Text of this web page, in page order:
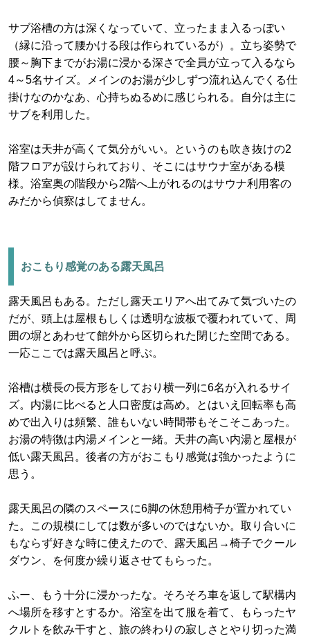
サブ浴槽の方は深くなっていて、立ったまま入るっぽい
（縁に沿って腰かける段は作られているが）。立ち姿勢で
腰～胸下までがお湯に浸かる深さで全員が立って入るなら
4～5名サイズ。メインのお湯が少しずつ流れ込んでくる仕
掛けなのかなあ、心持ちぬるめに感じられる。自分は主に
サブを利用した。
浴室は天井が高くて気分がいい。というのも吹き抜けの2
階フロアが設けられており、そこにはサウナ室がある模
様。浴室奥の階段から2階へ上がれるのはサウナ利用客の
みだから偵察はしてません。
おこもり感覚のある露天風呂
露天風呂もある。ただし露天エリアへ出てみて気づいたの
だが、頭上は屋根もしくは透明な波板で覆われていて、周
囲の塀とあわせて館外から区切られた閉じた空間である。
一応ここでは露天風呂と呼ぶ。
浴槽は横長の長方形をしており横一列に6名が入れるサイ
ズ。内湯に比べると人口密度は高め。とはいえ回転率も高
めで出入りは頻繁、誰もいない時間帯もそこそこあった。
お湯の特徴は内湯メインと一緒。天井の高い内湯と屋根が
低い露天風呂。後者の方がおこもり感覚は強かったように
思う。
露天風呂の隣のスペースに6脚の休憩用椅子が置かれてい
た。この規模にしては数が多いのではないか。取り合いに
もならず好きな時に使えたので、露天風呂→椅子でクール
ダウン、を何度か繰り返させてもらった。
ふー、もう十分に浸かったな。そろそろ車を返して駅構内
へ場所を移すとするか。浴室を出て服を着て、もらったヤ
クルトを飲み干すと、旅の終わりの寂しさとやり切った満